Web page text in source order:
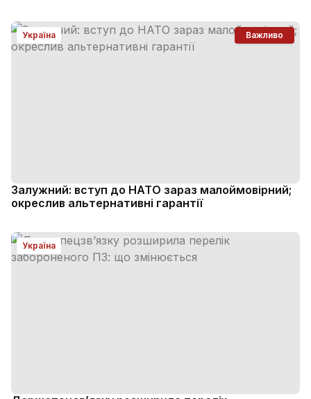
Україна Важливо
Залужний: вступ до НАТО зараз малоймовірний;
окреслив альтернативні гарантії
Україна